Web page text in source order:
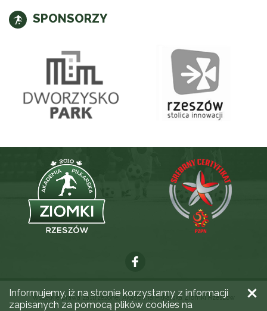
SPONSORZY
Wszelkie prawa zastrzeżone. Akademia Piłkarska Ziomki Rzeszów
Informujemy, iż na stronie korzystamy z informacji
zapisanych za pomocą plików cookies na